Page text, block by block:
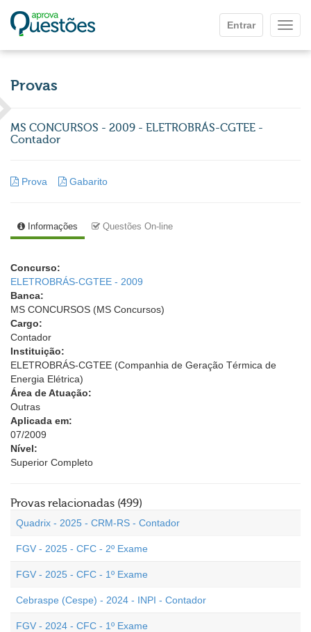
Entrar
Provas
MS CONCURSOS - 2009 - ELETROBRÁS-CGTEE -
Contador
Prova Gabarito
Informações Questões On-line
Concurso:
ELETROBRÁS-CGTEE - 2009
Banca:
MS CONCURSOS (MS Concursos)
Cargo:
Contador
Instituição:
ELETROBRÁS-CGTEE (Companhia de Geração Térmica de
Energia Elétrica)
Área de Atuação:
Outras
Aplicada em:
07/2009
Nível:
Superior Completo
Provas relacionadas (499)
Quadrix - 2025 - CRM-RS - Contador
FGV - 2025 - CFC - 2º Exame
FGV - 2025 - CFC - 1º Exame
Cebraspe (Cespe) - 2024 - INPI - Contador
FGV - 2024 - CFC - 1º Exame